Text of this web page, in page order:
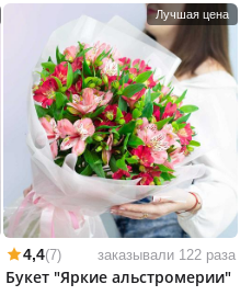
Лучшая цена
4,4(7) заказывали 122 раза
Букет "Яркие альстромерии"